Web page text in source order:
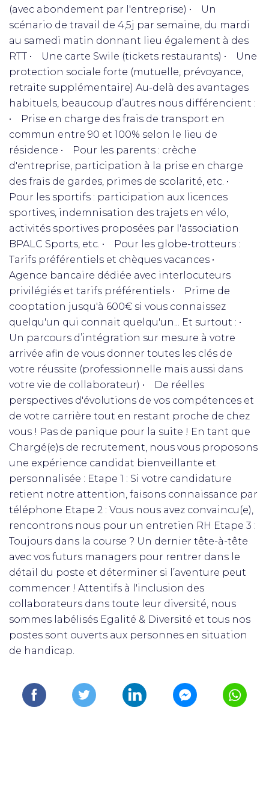
(avec abondement par l'entreprise) • Un
scénario de travail de 4,5j par semaine, du mardi
au samedi matin donnant lieu également à des
RTT • Une carte Swile (tickets restaurants) • Une
protection sociale forte (mutuelle, prévoyance,
retraite supplémentaire) Au-delà des avantages
habituels, beaucoup d’autres nous différencient :
• Prise en charge des frais de transport en
commun entre 90 et 100% selon le lieu de
résidence • Pour les parents : crèche
d'entreprise, participation à la prise en charge
des frais de gardes, primes de scolarité, etc. •
Pour les sportifs : participation aux licences
sportives, indemnisation des trajets en vélo,
activités sportives proposées par l'association
BPALC Sports, etc. • Pour les globe-trotteurs :
Tarifs préférentiels et chèques vacances •
Agence bancaire dédiée avec interlocuteurs
privilégiés et tarifs préférentiels • Prime de
cooptation jusqu'à 600€ si vous connaissez
quelqu'un qui connait quelqu'un... Et surtout : •
Un parcours d’intégration sur mesure à votre
arrivée afin de vous donner toutes les clés de
votre réussite (professionnelle mais aussi dans
votre vie de collaborateur) • De réelles
perspectives d'évolutions de vos compétences et
de votre carrière tout en restant proche de chez
vous ! Pas de panique pour la suite ! En tant que
Chargé(e)s de recrutement, nous vous proposons
une expérience candidat bienveillante et
personnalisée : Etape 1 : Si votre candidature
retient notre attention, faisons connaissance par
téléphone Etape 2 : Vous nous avez convaincu(e),
rencontrons nous pour un entretien RH Etape 3 :
Toujours dans la course ? Un dernier tête-à-tête
avec vos futurs managers pour rentrer dans le
détail du poste et déterminer si l’aventure peut
commencer ! Attentifs à l'inclusion des
collaborateurs dans toute leur diversité, nous
sommes labélisés Egalité & Diversité et tous nos
postes sont ouverts aux personnes en situation
de handicap.